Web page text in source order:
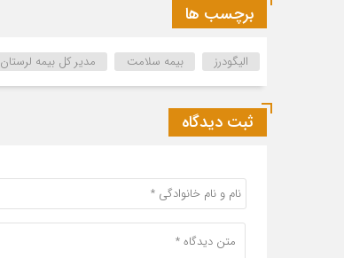
برچسب ها
الیگودرز بیمه سلامت مدیر کل بیمه لرستان
ثبت دیدگاه